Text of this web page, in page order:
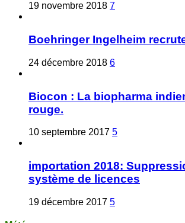
19 novembre 2018 7
Boehringer Ingelheim
24 décembre 2018 6
Biocon : La biopharma
rouge.
10 septembre 2017 5
importation 2018:
système de licences
19 décembre 2017 5